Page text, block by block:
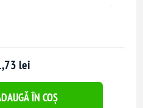
și extindere în aranjamente
cu LED-uri SMD eficiente energetic
oprotecție IP44
și praf. Alimentarea se face
și consum de doar 12W.
lei
ÎN COȘ